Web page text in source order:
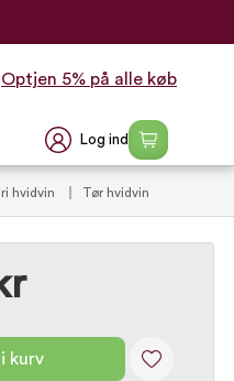
Optjen 5% på alle køb
Log ind
hvidvin Tør hvidvin
kurv